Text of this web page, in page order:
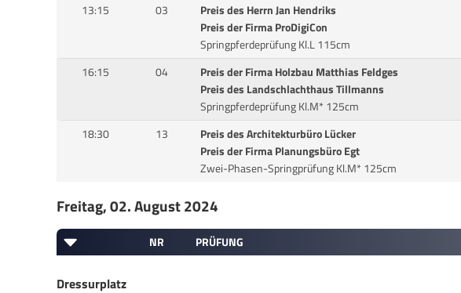
13:15 03
Preis des Herrn Jan Hendriks
Preis der Firma ProDigiCon
Springpferdeprüfung Kl.L 115cm
16:15 04
Preis der Firma Holzbau Matthias Feldges
Preis des Landschlachthaus Tillmanns
Springpferdeprüfung Kl.M* 125cm
18:30 13
Preis des Architekturbüro Lücker
Preis der Firma Planungsbüro Egt
Zwei-Phasen-Springprüfung Kl.M* 125cm
Freitag, 02. August 2024
NR PRÜFUNG
Dressurplatz